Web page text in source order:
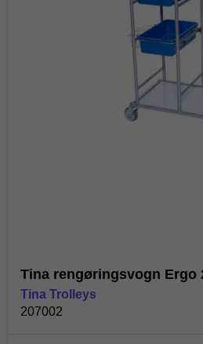
Tina rengøringsvogn Ergo
Tina Trolleys
207002